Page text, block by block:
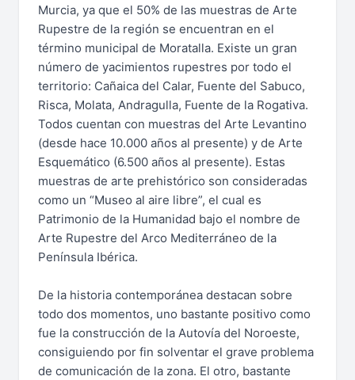
Murcia, ya que el 50% de las muestras de Arte
Rupestre de la región se encuentran en el
término municipal de Moratalla. Existe un gran
número de yacimientos rupestres por todo el
territorio: Cañaica del Calar, Fuente del Sabuco,
Risca, Molata, Andragulla, Fuente de la Rogativa.
Todos cuentan con muestras del Arte Levantino
(desde hace 10.000 años al presente) y de Arte
Esquemático (6.500 años al presente). Estas
muestras de arte prehistórico son consideradas
como un “Museo al aire libre”, el cual es
Patrimonio de la Humanidad bajo el nombre de
Arte Rupestre del Arco Mediterráneo de la
Península Ibérica.
De la historia contemporánea destacan sobre
todo dos momentos, uno bastante positivo como
fue la construcción de la Autovía del Noroeste,
consiguiendo por fin solventar el grave problema
de comunicación de la zona. El otro, bastante